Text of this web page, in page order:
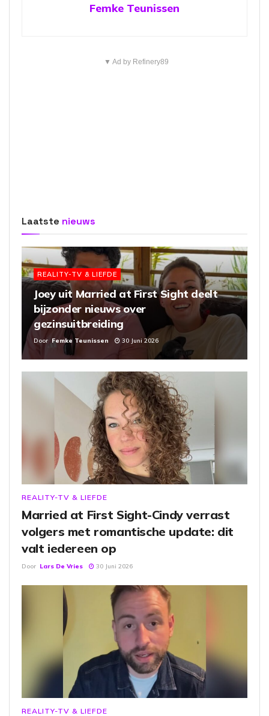
Femke Teunissen
▼ Ad by Refinery89
Laatste nieuws
REALITY-TV & LIEFDE
Joey uit Married at First Sight deelt
bijzonder nieuws over
gezinsuitbreiding
Door Femke Teunissen 30 Juni 2026
REALITY-TV & LIEFDE
Married at First Sight-Cindy verrast
volgers met romantische update: dit
valt iedereen op
Door Lars De Vries 30 Juni 2026
REALITY-TV & LIEFDE